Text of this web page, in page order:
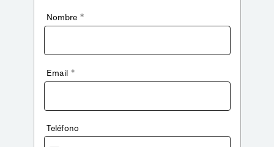
Nombre *
Email *
Teléfono